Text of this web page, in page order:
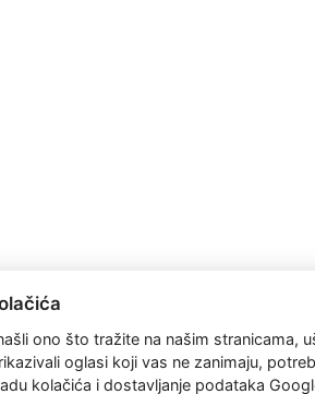
ono što tražite na našim stranicama,
oglasi koji vas ne zanimaju,
kolačića i dostavljanje podataka